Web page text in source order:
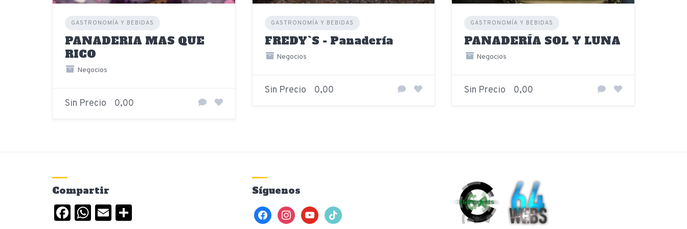
GASTRONOMÍA Y BEBIDAS
PANADERIA MAS QUE
RICO
Negocios
Sin Precio 0,00
GASTRONOMÍA Y BEBIDAS
FREDY`S - Panadería
Negocios
Sin Precio 0,00
GASTRONOMÍA Y BEBIDAS
PANADERÍA SOL Y LUNA
Negocios
Sin Precio 0,00
Compartir
Facebook
WhatsApp
Email
Síguenos
facebookinstagramyoutubetiktok